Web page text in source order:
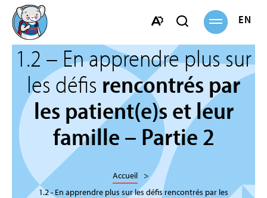
la
barre
d'accessibilité.
Ouvrir
barre
de
recherche
Ouvrir
la
navigation
1.2 – En apprendre plus sur
les défis rencontrés par
les patient(e)s et leur
famille – Partie 2
Accueil
1.2 - En apprendre plus sur les défis rencontrés par les